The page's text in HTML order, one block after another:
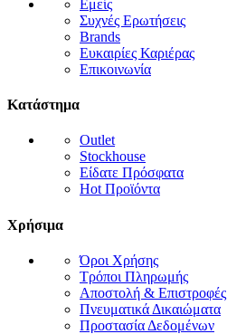
Εμείς
Συχνές Ερωτήσεις
Brands
Ευκαιρίες Καριέρας
Επικοινωνία
Κατάστημα
Outlet
Stockhouse
Είδατε Πρόσφατα
Hot Προϊόντα
Χρήσιμα
Όροι Χρήσης
Τρόποι Πληρωμής
Αποστολή & Επιστροφές
Πνευματικά Δικαιώματα
Προστασία Δεδομένων